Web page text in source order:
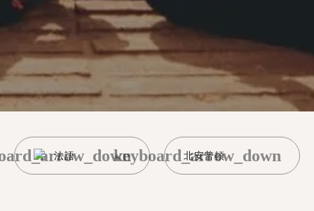
法語 北安普頓
keyboard_arrow_down